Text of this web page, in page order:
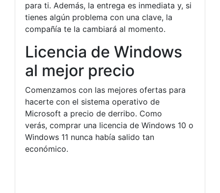
para ti. Además, la entrega es inmediata y, si
tienes algún problema con una clave, la
compañía te la cambiará al momento.
Licencia de Windows
al mejor precio
Comenzamos con las mejores ofertas para
hacerte con el sistema operativo de
Microsoft a precio de derribo. Como
verás, comprar una licencia de Windows 10 o
Windows 11 nunca había salido tan
económico.